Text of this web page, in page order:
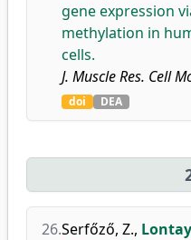
gene expression
methylation in
cells.
J. Muscle Res. Cell
doi DEA
26.Serfőző, Z.,